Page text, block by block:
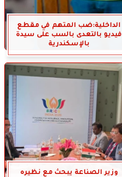
الداخلية:ضب المتهم في مقطع
فيديو بالتعدى بالسب على سيدة
بالإسكندرية
وزير الصناعة يبحث مع نظيره